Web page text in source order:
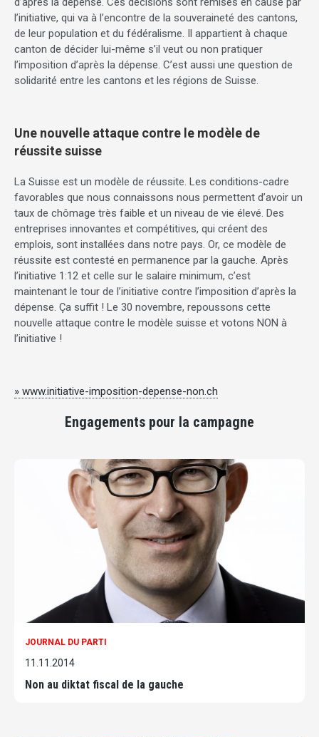
l’initiative, qui va à l’encontre de la souveraineté des cantons,
de leur population et du fédéralisme. Il appartient à chaque
canton de décider lui-même s’il veut ou non pratiquer
l’imposition d’après la dépense. C’est aussi une question de
solidarité entre les cantons et les régions de Suisse.
Une nouvelle attaque contre le modèle de
réussite suisse
La Suisse est un modèle de réussite. Les conditions-cadre
favorables que nous connaissons nous permettent d’avoir un
taux de chômage très faible et un niveau de vie élevé. Des
entreprises innovantes et compétitives, qui créent des
emplois, sont installées dans notre pays. Or, ce modèle de
réussite est contesté en permanence par la gauche. Après
l’initiative 1:12 et celle sur le salaire minimum, c’est
maintenant le tour de l’initiative contre l’imposition d’après la
dépense. Ça suffit ! Le 30 novembre, repoussons cette
nouvelle attaque contre le modèle suisse et votons NON à
l’initiative !
» www.initiative-imposition-depense-non.ch
Engagements pour la campagne
JOURNAL DU PARTI
11.11.2014
Non au diktat fiscal de la gauche